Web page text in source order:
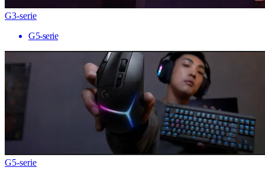
G3-serie
G5-serie
G5-serie